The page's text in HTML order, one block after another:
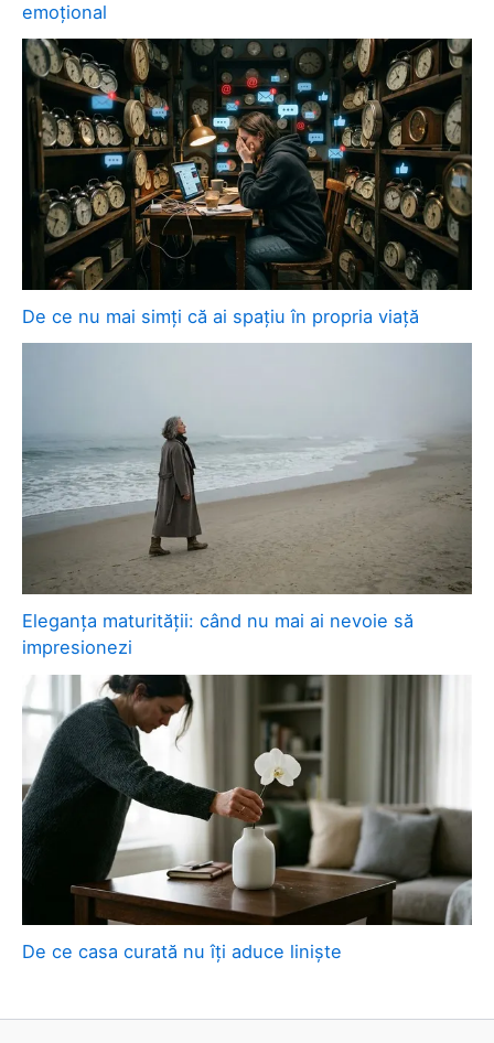
emoțional
De ce nu mai simți că ai spațiu în propria viață
Eleganța maturității: când nu mai ai nevoie să
impresionezi
De ce casa curată nu îți aduce liniște